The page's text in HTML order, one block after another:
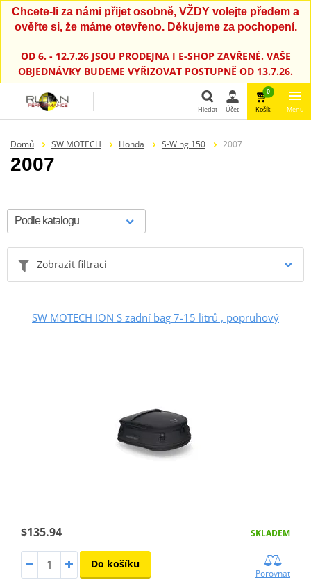
Chcete-li za námi přijet osobně, VŽDY volejte předem a
ověřte si, že máme otevřeno. Děkujeme za pochopení.
OD 6. - 12.7.26 JSOU PRODEJNA I E-SHOP ZAVŘENÉ. VAŠE
OBJEDNÁVKY BUDEME VYŘIZOVAT POSTUPNĚ OD 13.7.26.
Hledat Účet
0
Košík Menu
Domů SW MOTECH Honda S-Wing 150 2007
2007
Zobrazit filtraci
SW MOTECH ION S zadní bag 7-15 litrů , popruhový
$135.94 SKLADEM
Do košíku
Porovnat